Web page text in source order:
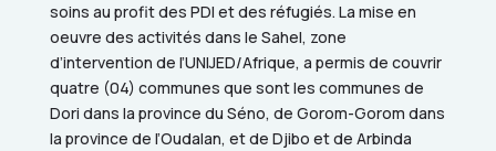
soins au profit des PDI et des réfugiés. La mise en
oeuvre des activités dans le Sahel, zone
d’intervention de l’UNIJED/Afrique, a permis de couvrir
quatre (04) communes que sont les communes de
Dori dans la province du Séno, de Gorom-Gorom dans
la province de l’Oudalan, et de Djibo et de Arbinda